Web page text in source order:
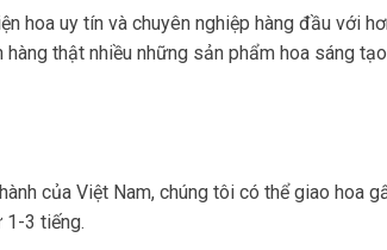
hoa uy tín và chuyên nghiệp hàng đầu với
thật nhiều những sản phẩm hoa sáng
của Việt Nam, chúng tôi có thể giao hoa
1-3 tiếng.